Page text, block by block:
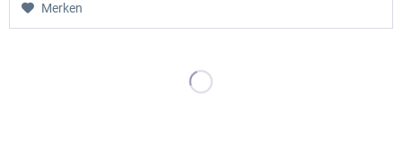
Merken